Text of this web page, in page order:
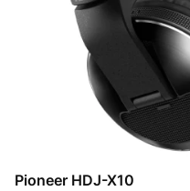
Pioneer HDJ-X10